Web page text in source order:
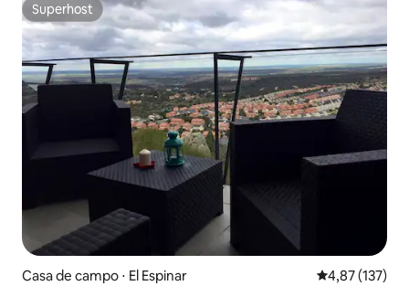
Superhost
Superhost
Casa de campo ⋅ El Espinar 4,87 de uma
4,87 (137)